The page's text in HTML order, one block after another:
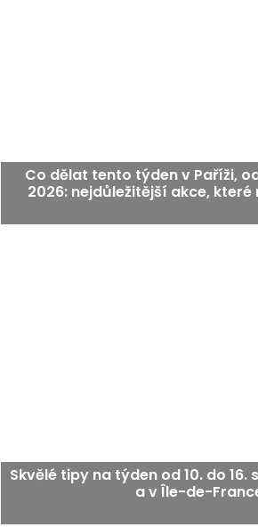
Co dělat tento týden v Paříži,
2026: nejdůležitější akce,
Skvělé tipy na týden od 10. do 16.
a v Île-de-